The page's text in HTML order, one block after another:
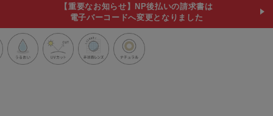
【重要なお知らせ】NP後払いの請求書は
電子バーコードへ変更となりました